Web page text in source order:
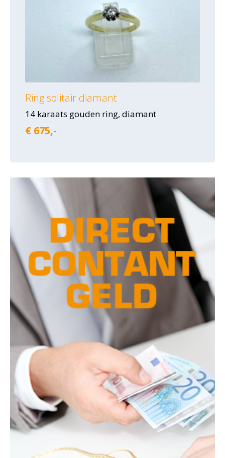
Ring solitair diamant
14 karaats gouden ring, diamant
€ 675,-